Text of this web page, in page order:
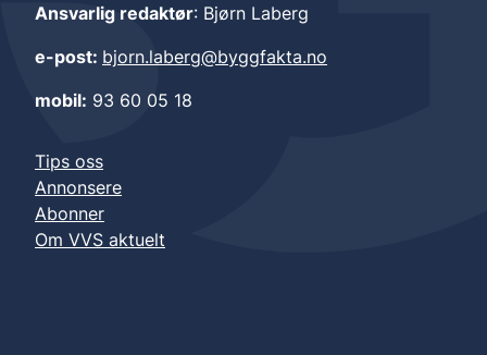
Ansvarlig redaktør: Bjørn Laberg
e-post: bjorn.laberg@byggfakta.no
mobil: 93 60 05 18
Tips oss
Annonsere
Abonner
Om VVS aktuelt